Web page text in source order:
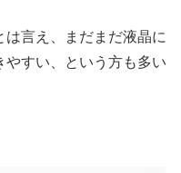
言え、まだまだ液晶に
やすい、という方も多い